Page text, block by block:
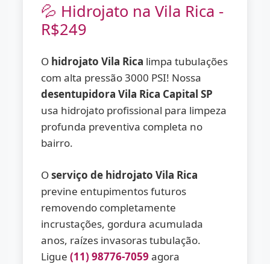
💦 Hidrojato na Vila Rica -
R$249
O hidrojato Vila Rica limpa tubulações
com alta pressão 3000 PSI! Nossa
desentupidora Vila Rica Capital SP
usa hidrojato profissional para limpeza
profunda preventiva completa no
bairro.
Oserviço de hidrojato Vila Rica
previne entupimentos futuros
removendo completamente
incrustações, gordura acumulada
anos, raízes invasoras tubulação.
Ligue(11) 98776-7059 agora